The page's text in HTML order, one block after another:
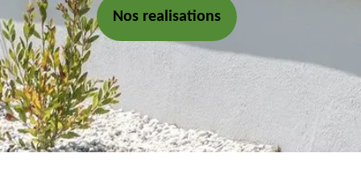
Nos realisations